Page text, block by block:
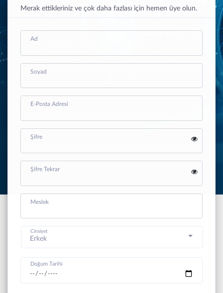
Merak ettikleriniz ve çok daha fazlası için hemen üye olun.
Ad
Soyad
E-Posta Adresi
Şifre
Şifre Tekrar
Meslek
Cinsiyet
Erkek
Doğum Tarihi